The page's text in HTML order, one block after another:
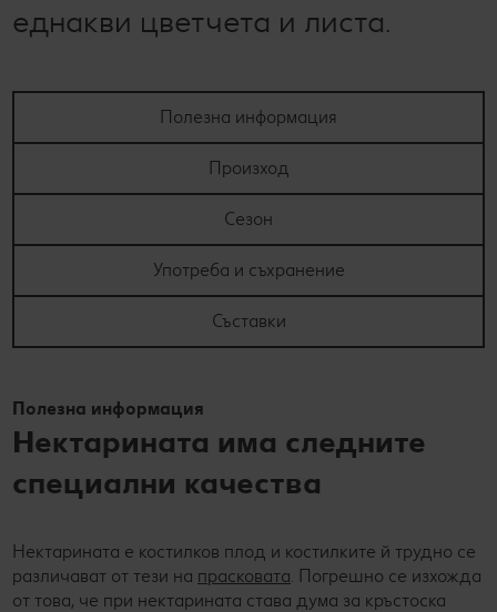
еднакви цветчета и листа.
Полезна информация
Произход
Сезон
Употреба и съхранение
Съставки
Полезна информация
Нектарината има следните
специални качества
Нектарината е костилков плод и костилките й трудно се
различават от тези на прасковата . Погрешно се изхожда
от това, че при нектарината става дума за кръстоска